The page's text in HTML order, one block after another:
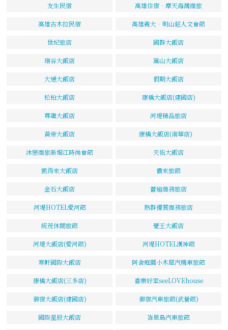
友生民宿 高雄住宿‧摩天海灣商旅
高雄古木拉民宿 高雄義大．明山莊人文會館
世紀旅店 國群大飯店
瑞谷大飯店 嵩山大飯店
大通大飯店 假期大飯店
松柏大飯店 康橋大飯店(建國店)
尊龍大飯店 河堤精品旅店
黃帝大飯店 康橋大飯店(南華店)
沐戀商旅新堀江時尚會館 天佑大飯店
凱得來大飯店 儂來旅館
金石大飯店 蕾迪商務旅店
河堤HOTEL愛河館 熱群優質商務旅店
統茂休閒旅館 薆王大飯店
河堤大飯店(愛河館) 河堤HOTEL漢神館
寒軒國際大飯店 阿舍庭園小木屋汽機車旅館
康橋大飯店(三多店) 喜樂好室seeLOVEhouse
御宿大飯店(建國店) 御宿汽車旅館(武營館)
國際星辰大飯店 峇里島汽車旅館